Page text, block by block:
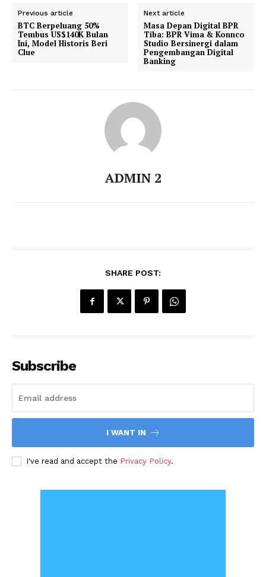
Previous article
BTC Berpeluang 50%
Tembus US$140K Bulan
Ini, Model Historis Beri
Clue
Next article
Masa Depan Digital BPR
Tiba: BPR Vima & Konnco
Studio Bersinergi dalam
Pengembangan Digital
Banking
ADMIN 2
SHARE POST:
Subscribe
I WANT IN
I've read and accept the Privacy Policy.